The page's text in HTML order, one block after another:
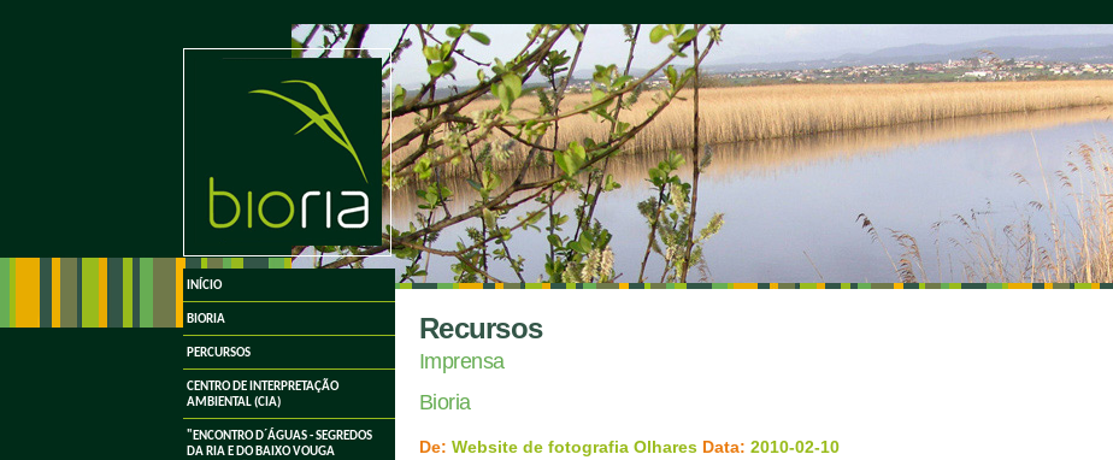
undefined
INÍCIO
BIORIA
PERCURSOS
CENTRO DE INTERPRETAÇÃO
AMBIENTAL (CIA)
"ENCONTRO D´ÁGUAS - SEGREDOS
DA RIA E DO BAIXO VOUGA
Recursos
Imprensa
Bioria
De: Website de fotografia Olhares Data: 2010-02-10